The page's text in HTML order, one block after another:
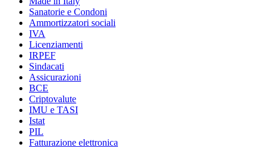
Sanatorie e Condoni
Ammortizzatori sociali
IVA
Licenziamenti
IRPEF
Sindacati
Assicurazioni
BCE
Criptovalute
IMU e TASI
Istat
PIL
Fatturazione elettronica